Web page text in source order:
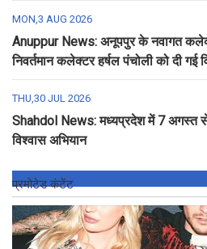
MON,3 AUG 2026
Anuppur News: अनूपपुर के नवागत
निवर्तमान कलेक्टर हर्षल पंचोली को दी गई
THU,30 JUL 2026
Shahdol News: मध्यप्रदेश में 7 अगस्त से
विश्वास अभियान